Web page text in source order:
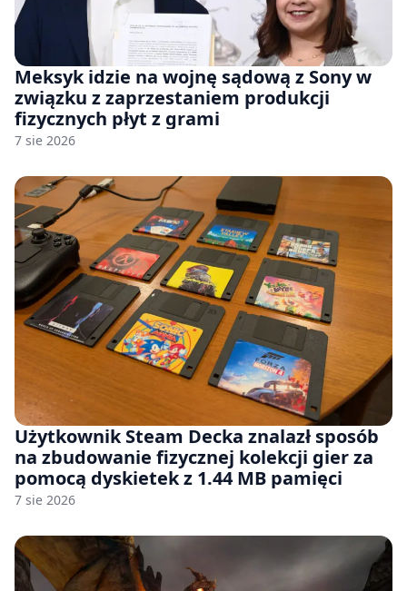
Meksyk idzie na wojnę sądową z Sony w
związku z zaprzestaniem produkcji
fizycznych płyt z grami
7 sie 2026
Użytkownik Steam Decka znalazł sposób
na zbudowanie fizycznej kolekcji gier za
pomocą dyskietek z 1.44 MB pamięci
7 sie 2026